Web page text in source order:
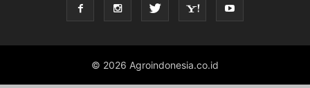
© 2026 Agroindonesia.co.id